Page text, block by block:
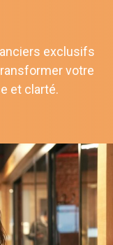
exclusifs
votre
et clarté.